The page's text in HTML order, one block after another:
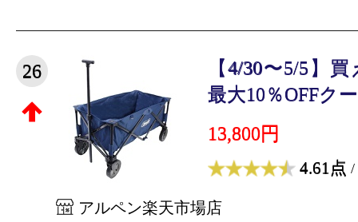
26
【4/30〜5/5】
最大10％OFFク
13,800円
4.61点 /
アルペン楽天市場店